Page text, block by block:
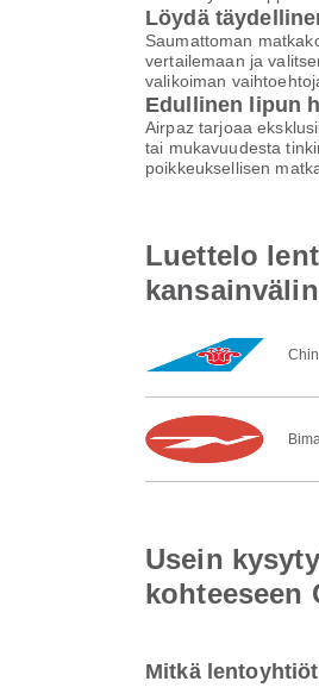
Löydä
Saumattoman
vertailemaan ja
valikoiman
Edullinen lipun
Airpaz tarjoaa
tai mukavuudesta
poikkeuksellisen
Luettelo
Usein
kohteeseen
Mitkä